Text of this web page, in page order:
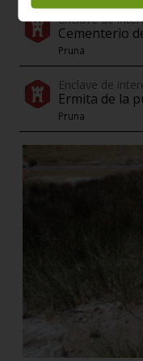
Enclave de
Cementerio
Pruna
Enclave de
Ermita de la
Pruna